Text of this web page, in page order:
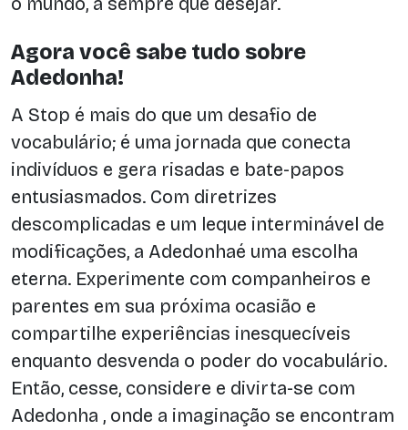
Agora você sabe tudo sobre
Adedonha!
A Stop é mais do que um desafio de
vocabulário; é uma jornada que conecta
indivíduos e gera risadas e bate-papos
entusiasmados. Com diretrizes
descomplicadas e um leque interminável de
modificações, a Adedonhaé uma escolha
eterna. Experimente com companheiros e
parentes em sua próxima ocasião e
compartilhe experiências inesquecíveis
enquanto desvenda o poder do vocabulário.
Então, cesse, considere e divirta-se com
Adedonha , onde a imaginação se encontram